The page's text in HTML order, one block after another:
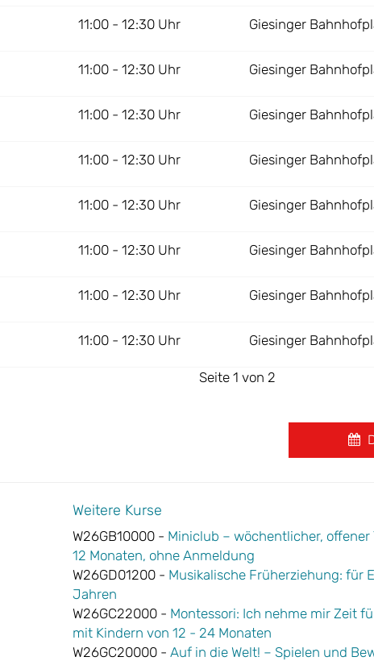
11:00 - 12:30 Uhr Giesinger
11:00 - 12:30 Uhr Giesinger
11:00 - 12:30 Uhr Giesinger
11:00 - 12:30 Uhr Giesinger
11:00 - 12:30 Uhr Giesinger
11:00 - 12:30 Uhr Giesinger
11:00 - 12:30 Uhr Giesinger
11:00 - 12:30 Uhr Giesinger
Seite 1 von 2
Weitere Kurse
W26GB10000 - Miniclub – wöchentlicher,
12 Monaten, ohne Anmeldung
W26GD01200 - Musikalische Früherziehung: für
Jahren
W26GC22000 - Montessori: Ich nehme mir Zeit
mit Kindern von 12 - 24 Monaten
W26GC20000 - Auf in die Welt! – Spielen und